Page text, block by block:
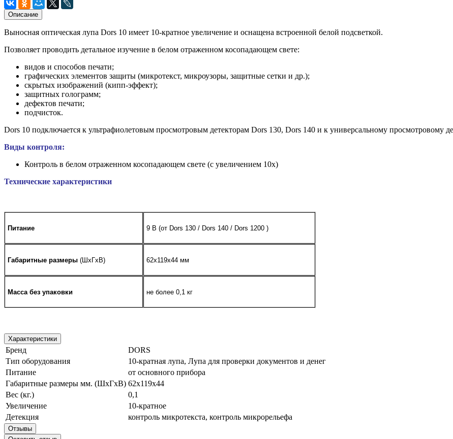
Описание
Выносная оптическая лупа Dors 10 имеет 10-кратное увеличение и оснащена встроенной белой подсветкой.
Позволяет проводить детальное изучение в белом отраженном косопадающем свете:
видов и способов печати;
графических элементов защиты (микротекст, микроузоры, защитные сетки и др.);
скрытых изображений (кипп-эффект);
защитных голограмм;
дефектов печати;
подчисток.
Dors 10 подключается к ультрафиолетовым просмотровым детекторам Dors 130, Dors 140 и к универсальному просмотровому
Виды контроля:
Контроль в белом отраженном косопадающем свете (с увеличением 10х)
Технические характеристики
Питание 9 В (от Dors 130 / Dors 140 / Dors 1200 )
Габаритные размеры (ШхГхВ) 62x119x44 мм
Масса без упаковки не более 0,1 кг
Характеристики
Бренд
DORS
Тип оборудования
10-кратная лупа, Лупа для проверки документов и денег
Питание
от основного прибора
Габаритные размеры мм. (ШхГхВ) 62х119х44
Вес (кг.)
0,1
Увеличение
10-кратное
Детекция
контроль микротекста, контроль микрорельефа
Отзывы